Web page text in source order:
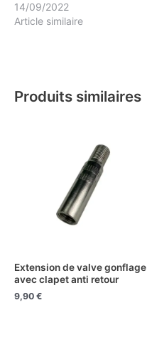
14/09/2022
Article similaire
Produits similaires
Extension de valve gonflage
avec clapet anti retour
9,90 €